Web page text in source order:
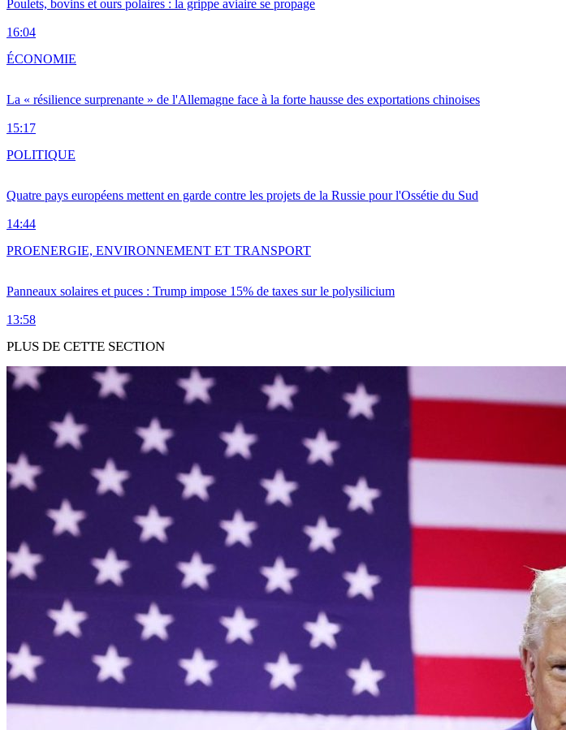
Poulets, bovins et ours polaires : la grippe aviaire se propage
16:04
La « résilience surprenante » de l'Allemagne face à la forte hausse des exportations chinoises
15:17
ÉCONOMIE
Quatre pays européens mettent en garde contre les projets de la Russie pour l'Ossétie du Sud
14:44
POLITIQUE
Panneaux solaires et puces : Trump impose 15% de taxes sur le polysilicium
13:58
PROENERGIE, ENVIRONNEMENT ET TRANSPORT
PLUS DE CETTE SECTION